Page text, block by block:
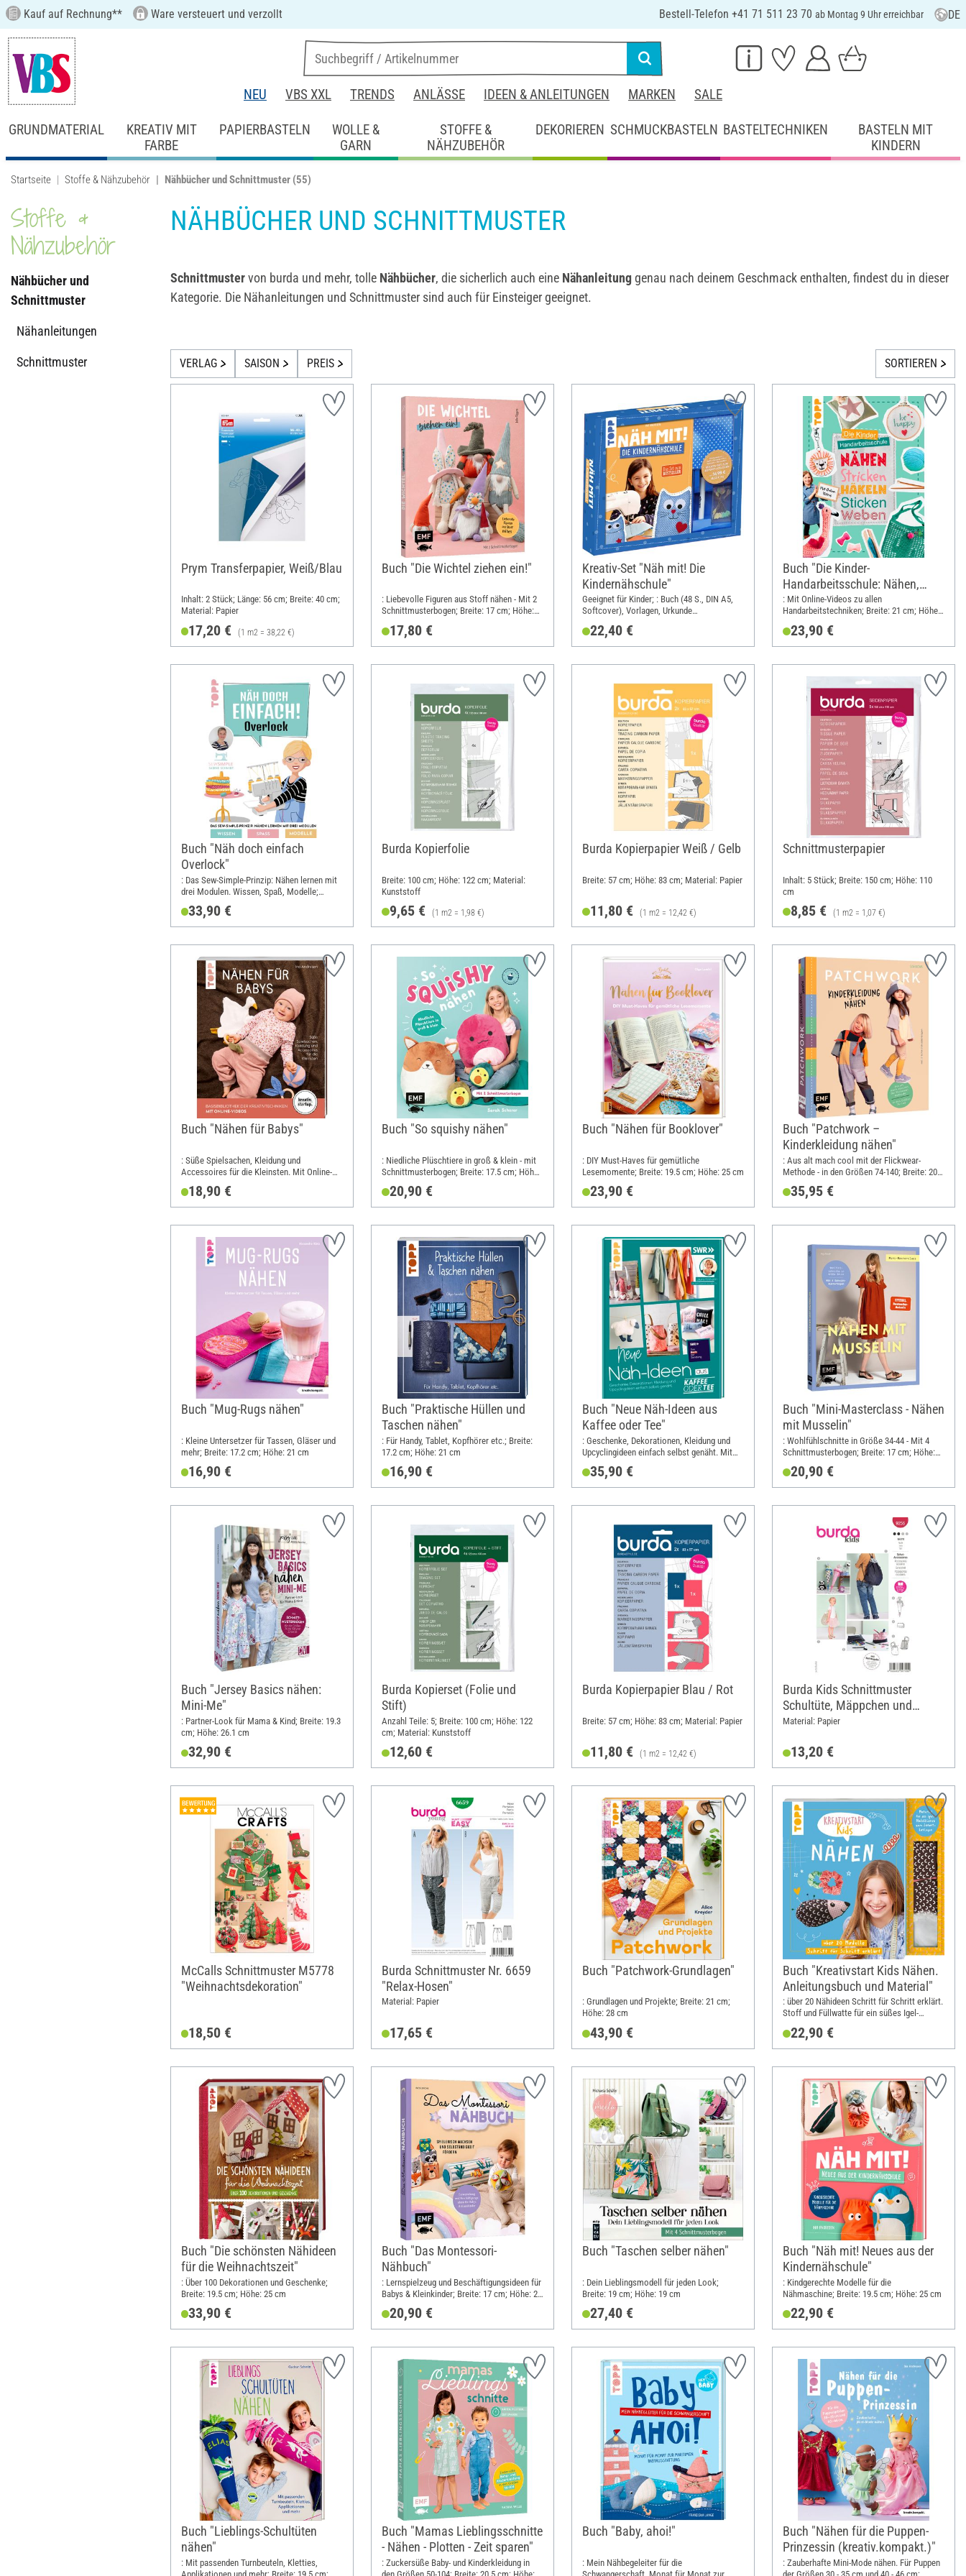
Kauf auf Rechnung** Ware versteuert und verzollt Bestell-Telefon +41 71 511 23 70 ab Montag 9 Uhr erreichbar DE
NEU VBS XXL TRENDS ANLÄSSE IDEEN & ANLEITUNGEN MARKEN SALE
GRUNDMATERIAL
KREATIV MIT
FARBE
PAPIERBASTELN
WOLLE &
GARN
STOFFE &
NÄHZUBEHÖR
DEKORIEREN SCHMUCKBASTELN BASTELTECHNIKEN
BASTELN MIT
KINDERN
Startseite Stoffe & Nähzubehör Nähbücher und Schnittmuster (55)
Stoffe &
Nähzubehör
Nähbücher und
Schnittmuster
Nähanleitungen
Schnittmuster
NÄHBÜCHER UND SCHNITTMUSTER
Schnittmustervon burda und mehr, tolle Nähbücher, die sicherlich auch eine Nähanleitunggenau nach deinem Geschmack enthalten, findest du in dieser
Kategorie. Die Nähanleitungen und Schnittmuster sind auch für Einsteiger geeignet.
VERLAG SAISON PREIS SORTIEREN
Prym Transferpapier, Weiß/Blau
Inhalt: 2 Stück; Länge: 56 cm; Breite: 40 cm;
Material: Papier
17,20 € (1 m2 = 38,22 €)
Buch "Die Wichtel ziehen ein!"
: Liebevolle Figuren aus Stoff nähen - Mit 2
Schnittmusterbogen; Breite: 17 cm; Höhe:
17,80 €
Kreativ-Set "Näh mit! Die
Kindernähschule"
Geeignet für Kinder; : Buch (48 S., DIN A5,
Softcover), Vorlagen, Urkunde
Modell, Filz, Stecknadeln, Textilstift; DIN
Format A5
22,40 €
Buch "Die Kinder-
Handarbeitsschule: Nähen,
Stricken, Häkeln, Sticken,
Weben"
: Mit Online-Videos zu allen
Handarbeitstechniken; Breite: 21 cm; Höhe:
23,90 €
Buch "Näh doch einfach
Overlock"
: Das Sew-Simple-Prinzip: Nähen lernen mit
drei Modulen. Wissen, Spaß, Modelle;
33,90 €
Burda Kopierfolie
Breite: 100 cm; Höhe: 122 cm; Material:
Kunststoff
9,65 € (1 m2 = 1,98 €)
Burda Kopierpapier Weiß / Gelb
Breite: 57 cm; Höhe: 83 cm; Material: Papier
11,80 € (1 m2 = 12,42 €)
Schnittmusterpapier
Inhalt: 5 Stück; Breite: 150 cm; Höhe: 110
cm
8,85 € (1 m2 = 1,07 €)
Buch "Nähen für Babys"
: Süße Spielsachen, Kleidung und
Accessoires für die Kleinsten. Mit Online-
18,90 €
Buch "So squishy nähen"
: Niedliche Plüschtiere in groß & klein - mit
Schnittmusterbogen; Breite: 17.5 cm; Höhe:
20,90 €
Buch "Nähen für Booklover"
: DIY Must-Haves für gemütliche
Lesemomente; Breite: 19.5 cm; Höhe: 25 cm
23,90 €
Buch "Patchwork –
Kinderkleidung nähen"
: Aus alt mach cool mit der Flickwear-
Methode - in den Größen 74-140; Breite: 20.5
35,95 €
Buch "Mug-Rugs nähen"
: Kleine Untersetzer für Tassen, Gläser und
mehr; Breite: 17.2 cm; Höhe: 21 cm
16,90 €
Buch "Praktische Hüllen und
Taschen nähen"
: Für Handy, Tablet, Kopfhörer etc.; Breite:
17.2 cm; Höhe: 21 cm
16,90 €
Buch "Neue Näh-Ideen aus
Kaffee oder Tee"
: Geschenke, Dekorationen, Kleidung und
Upcyclingideen einfach selbst genäht. Mit
28.5 cm
35,90 €
Buch "Mini-Masterclass - Nähen
mit Musselin"
: Wohlfühlschnitte in Größe 34-44 - Mit 4
Schnittmusterbogen; Breite: 17 cm; Höhe:
20,90 €
Buch "Jersey Basics nähen:
Mini-Me"
: Partner-Look für Mama & Kind; Breite: 19.3
cm; Höhe: 26.1 cm
32,90 €
Burda Kopierset (Folie und
Stift)
Anzahl Teile: 5; Breite: 100 cm; Höhe: 122
cm; Material: Kunststoff
12,60 €
Burda Kopierpapier Blau / Rot
Breite: 57 cm; Höhe: 83 cm; Material: Papier
11,80 € (1 m2 = 12,42 €)
Burda Kids Schnittmuster
Schultüte, Mäppchen und
Turnbeutel Nr. 9256
Material: Papier
13,20 €
McCalls Schnittmuster M5778
"Weihnachtsdekoration"
18,50 €
Burda Schnittmuster Nr. 6659
"Relax-Hosen"
Material: Papier
17,65 €
Buch "Patchwork-Grundlagen"
: Grundlagen und Projekte; Breite: 21 cm;
Höhe: 28 cm
43,90 €
Buch "Kreativstart Kids Nähen.
Anleitungsbuch und Material"
: über 20 Nähideen Schritt für Schritt erklärt.
Stoff und Füllwatte für ein süßes Igel-
26 cm; Höhe: 24.3 cm
22,90 €
Buch "Die schönsten Nähideen
für die Weihnachtszeit"
: Über 100 Dekorationen und Geschenke;
Breite: 19.5 cm; Höhe: 25 cm
33,90 €
Buch "Das Montessori-
Nähbuch"
: Lernspielzeug und Beschäftigungsideen für
Babys & Kleinkinder; Breite: 17 cm; Höhe: 21
20,90 €
Buch "Taschen selber nähen"
: Dein Lieblingsmodell für jeden Look;
Breite: 19 cm; Höhe: 19 cm
27,40 €
Buch "Näh mit! Neues aus der
Kindernähschule"
: Kindgerechte Modelle für die
Nähmaschine; Breite: 19.5 cm; Höhe: 25 cm
22,90 €
Buch "Lieblings-Schultüten
nähen"
: Mit passenden Turnbeuteln, Kletties,
Buch "Mamas Lieblingsschnitte
- Nähen - Plotten - Zeit sparen"
: Zuckersüße Baby- und Kinderkleidung in
Buch "Baby, ahoi!"
: Mein Nähbegeleiter für die
Buch "Nähen für die Puppen-
Prinzessin (kreativ.kompakt.)"
: Zauberhafte Mini-Mode nähen. Für Puppen